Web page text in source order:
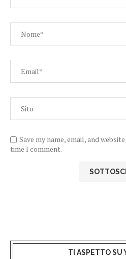
Save my name, email, and
time I comment.
TI ASPETTO SU